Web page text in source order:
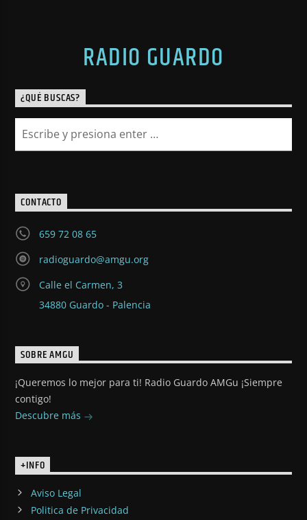
RADIO GUARDO
¿QUÉ BUSCAS?
CONTACTO
659 72 08 65
radioguardo@amgu.org
Calle el Carmen, 3
34880 Guardo - Palencia
SOBRE AMGU
¡Queremos lo mejor para ti! Radio Guardo AMGu ¡Siempre
contigo!
Descubre más
+INFO
Aviso Legal
Politica de Privacidad